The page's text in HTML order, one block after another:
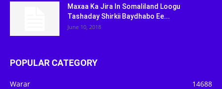
Maxaa Ka Jira In Somaliland Loogu
Tashaday Shirkii Baydhabo Ee...
June 10, 2018
POPULAR CATEGORY
Warar
14688